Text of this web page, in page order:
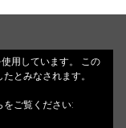
Reserved.
使用しています。 この
とみなされます。
をご覧ください: